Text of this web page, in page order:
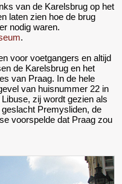
van de Karelsbrug op het
laten zien hoe de brug
nodig waren.
.
voor voetgangers en altijd
de Karelsbrug en het
van Praag. In de hele
van huisnummer 22 in
zij wordt gezien als
Premysliden, de
voorspelde dat Praag zou